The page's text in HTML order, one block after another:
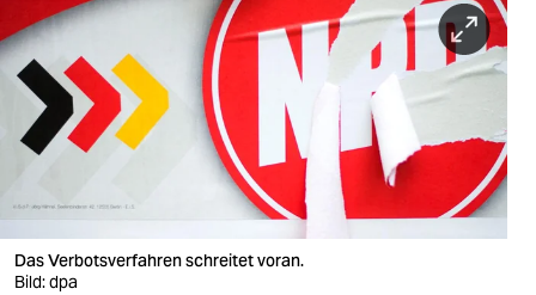
sport
berlin
nord
verlag
verlag
Das Verbotsverfahren schreitet voran.
Bild: dpa